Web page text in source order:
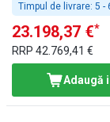
Timpul de livrare: 5 -
23.198,37 €*
RRP 42.769,41 €
Adaugă